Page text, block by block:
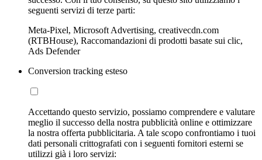
seguenti servizi di terze parti:
Meta-Pixel, Microsoft Advertising, creativecdn.com
(RTBHouse), Raccomandazioni di prodotti basate sui clic,
Ads Defender
Conversion tracking esteso
Accettando questo servizio, possiamo comprendere e valutare
meglio il successo della nostra pubblicità online e ottimizzare
la nostra offerta pubblicitaria. A tale scopo confrontiamo i tuoi
dati personali crittografati con i seguenti fornitori esterni se
utilizzi già i loro servizi: